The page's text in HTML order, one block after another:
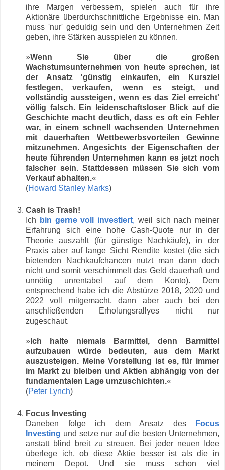
ihre Margen verbessern, spielen auch für ihre
Aktionäre überdurchschnittliche Ergebnisse ein. Man
muss 'nur' geduldig sein und den Unternehmen Zeit
geben, ihre Stärken ausspielen zu können.
»Wenn Sie über die großen
Wachstumsunternehmen von heute sprechen, ist
der Ansatz 'günstig einkaufen, ein Kursziel
festlegen, verkaufen, wenn es steigt, und
vollständig aussteigen, wenn es das Ziel erreicht'
völlig falsch. Ein leidenschaftsloser Blick auf die
Geschichte macht deutlich, dass es oft ein Fehler
war, in einem schnell wachsenden Unternehmen
mit dauerhaften Wettbewerbsvorteilen Gewinne
mitzunehmen. Angesichts der Eigenschaften der
heute führenden Unternehmen kann es jetzt noch
falscher sein. Stattdessen müssen Sie sich vom
Verkauf abhalten.«
(Howard Stanley Marks)
Cash is Trash!
Ich
bin gerne voll investiert, weil sich nach meiner
Erfahrung sich eine hohe Cash-Quote nur in der
Theorie auszahlt (für günstige Nachkäufe), in der
Praxis aber auf lange Sicht Rendite kostet (die sich
bietenden Nachkaufchancen nutzt man dann doch
nicht und somit verschimmelt das Geld dauerhaft und
unnötig unrentabel auf dem Konto). Dem
entsprechend habe ich die Abstürze 2018, 2020 und
2022 voll mitgemacht, dann aber auch bei den
anschließenden Erholungsrallyes nicht nur
zugeschaut.
» Ich halte niemals Barmittel, denn Barmittel
aufzubauen würde bedeuten, aus dem Markt
auszusteigen. Meine Vorstellung ist es, für immer
im Markt zu bleiben und Aktien abhängig von der
fundamentalen Lage umzuschichten.«
(Peter Lynch)
Focus Investing
Daneben folge ich dem Ansatz des
Focus
Investing und setze nur auf die besten Unternehmen,
anstatt blindbreit zu streuen. Bei jeder neuen Idee
überlege ich, ob diese Aktie besser ist als die in
meinem Depot. Und sie muss schon viel